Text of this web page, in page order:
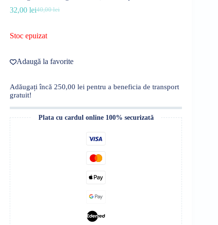
40,00lei
Prețul
fost:
32,00 leiPrețul
32,00 lei.
Stoc epuizat
Adaugă la favorite
Adăugați încă 250,00 lei pentru a beneficia de transport
gratuit!
Plata cu cardul online 100% securizată